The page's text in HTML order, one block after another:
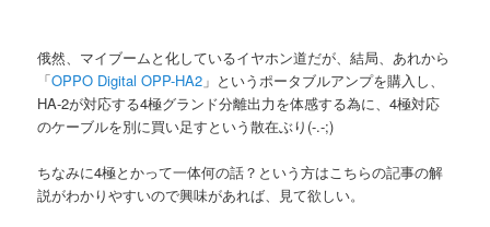
俄然、マイブームと化しているイヤホン道だが、結局、あれから
「OPPO Digital OPP-HA2 」というポータブルアンプを購入し、
HA-2が対応する4極グランド分離出力を体感する為に、4極対応
のケーブルを別に買い足すという散在ぶり(-.-;)
ちなみに4極とかって一体何の話？という方はこちらの記事の解
説がわかりやすいので興味があれば、見て欲しい。